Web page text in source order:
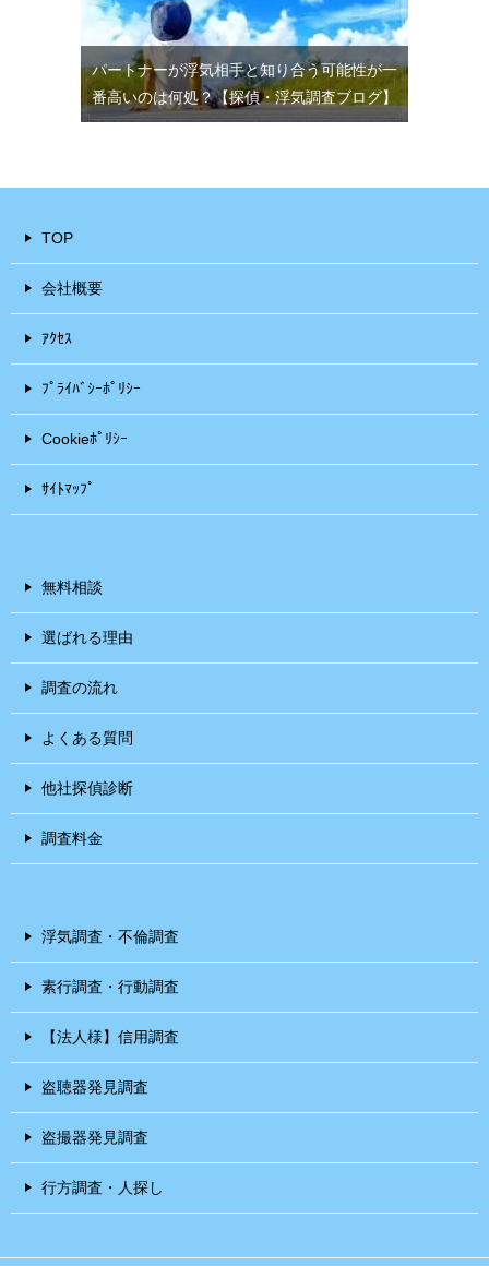
パートナーが浮気相手と知り合う可能性が一
番高いのは何処？【探偵・浮気調査ブログ】
TOP
会社概要
ｱｸｾｽ
ﾌﾟﾗｲﾊﾞｼｰﾎﾟﾘｼｰ
Cookieﾎﾟﾘｼｰ
ｻｲﾄﾏｯﾌﾟ
無料相談
選ばれる理由
調査の流れ
よくある質問
他社探偵診断
調査料金
浮気調査・不倫調査
素行調査・行動調査
【法人様】信用調査
盗聴器発見調査
盗撮器発見調査
行方調査・人探し